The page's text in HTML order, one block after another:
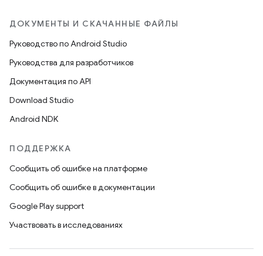
ДОКУМЕНТЫ И СКАЧАННЫЕ ФАЙЛЫ
Руководство по Android Studio
Руководства для разработчиков
Документация по API
Download Studio
Android NDK
ПОДДЕРЖКА
Сообщить об ошибке на платформе
Сообщить об ошибке в документации
Google Play support
Участвовать в исследованиях